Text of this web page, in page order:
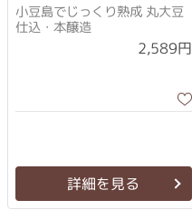
小豆島でじっくり熟成 丸大豆
仕込・本醸造
2,589円
詳細を見る